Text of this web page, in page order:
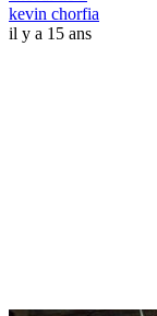
kevin chorfia
il y a 15 ans